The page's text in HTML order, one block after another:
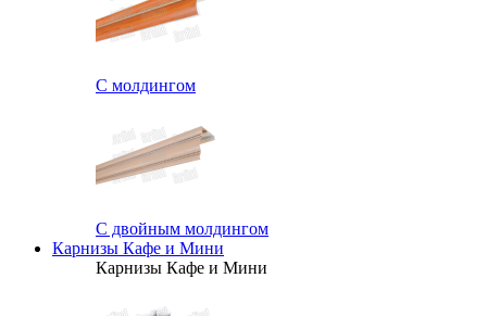
С молдингом
С двойным молдингом
Карнизы Кафе и Мини
Карнизы Кафе и Мини